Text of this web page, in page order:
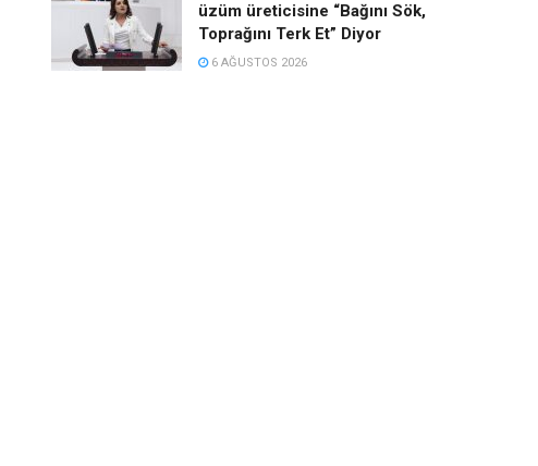
üzüm üreticisine “Bağını Sök,
Toprağını Terk Et” Diyor
6 AĞUSTOS 2026